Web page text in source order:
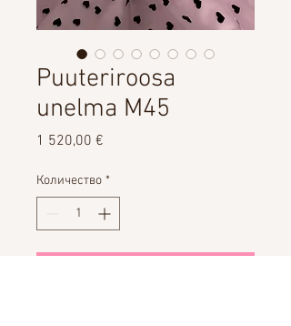
Puuteriroosa
unelma M45
1 520,00 €
Количество *